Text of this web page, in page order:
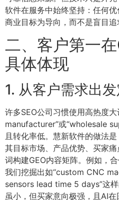
软件在服务中始终坚持：任何
商业目标为导向，而不是盲目追
二、客户第一
具体体现
1. 从客户需求出
许多SEO公司习惯使用高热度
manufacturer”或“wholesale
且转化率低。慧新软件的做法
其目标市场、产品优势、买家
词构建GEO内容矩阵。例如，
我们挖掘出如“custom CNC
sensors lead time 5 days”这
虽小，但买家意向极强，且AI